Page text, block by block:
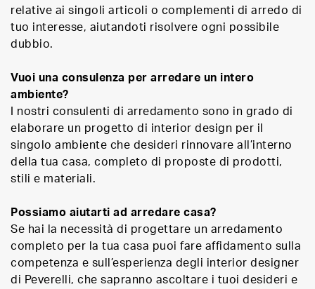
relative ai singoli articoli o complementi di arredo di
tuo interesse, aiutandoti risolvere ogni possibile
dubbio.
Vuoi una consulenza per arredare un intero
ambiente?
I nostri consulenti di arredamento sono in grado di
elaborare un progetto di interior design per il
singolo ambiente che desideri rinnovare all’interno
della tua casa, completo di proposte di prodotti,
stili e materiali.
Possiamo aiutarti ad arredare casa?
Se hai la necessità di progettare un arredamento
completo per la tua casa puoi fare affidamento sulla
competenza e sull’esperienza degli interior designer
di Peverelli, che sapranno ascoltare i tuoi desideri e